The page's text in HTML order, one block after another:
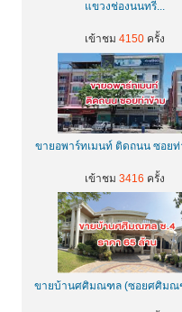
แขวงช่องนนทรี...
เข้าชม 4150 ครั้ง
ขายอพาร์ทเมนท์ ติดถนน ซอยท่
เข้าชม 3416 ครั้ง
ขายบ้านศศิมณฑล (ซอยศศิมณ